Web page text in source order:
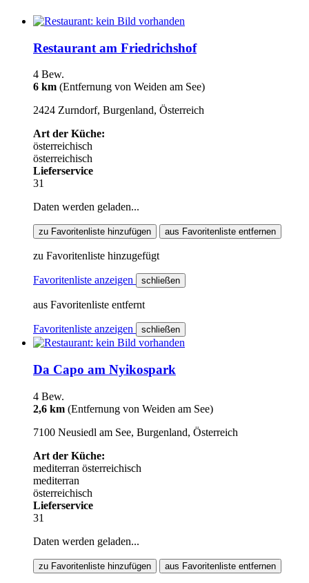
Restaurant am Friedrichshof
4 Bew.
6 km (Entfernung von Weiden am See)
2424 Zurndorf, Burgenland, Österreich
Art der Küche:
österreichisch
österreichisch
Lieferservice
31
Daten werden geladen...
zu Favoritenliste hinzufügen aus Favoritenliste entfernen
zu Favoritenliste hinzugefügt
Favoritenliste anzeigen schließen
aus Favoritenliste entfernt
Favoritenliste anzeigen schließen
Da Capo am Nyikospark
4 Bew.
2,6 km (Entfernung von Weiden am See)
7100 Neusiedl am See, Burgenland, Österreich
Art der Küche:
mediterran österreichisch
mediterran
österreichisch
Lieferservice
31
Daten werden geladen...
zu Favoritenliste hinzufügen aus Favoritenliste entfernen